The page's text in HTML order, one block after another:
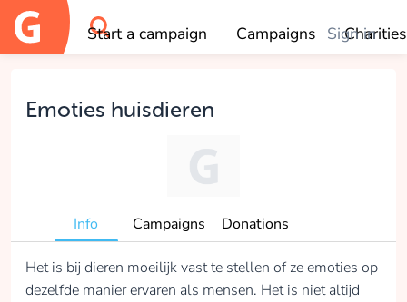
Start a campaign Campaigns Charities
Sign in
OK
Emoties huisdieren
Info Campaigns Donations
Het is bij dieren moeilijk vast te stellen of ze emoties op
dezelfde manier ervaren als mensen. Het is niet altijd